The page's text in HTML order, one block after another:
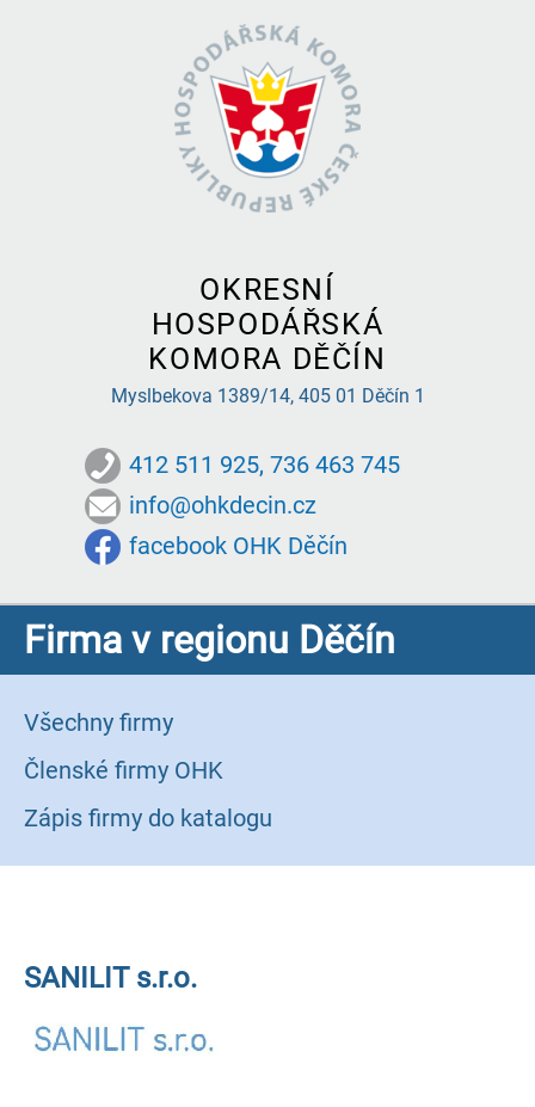
OKRESNÍ
HOSPODÁŘSKÁ
KOMORA DĚČÍN
Myslbekova 1389/14, 405 01 Děčín 1
412 511 925, 736 463 745
info@ohkdecin.cz
facebook OHK Děčín
Firma v regionu Děčín
Všechny firmy
Členské firmy OHK
Zápis firmy do katalogu
SANILIT s.r.o.